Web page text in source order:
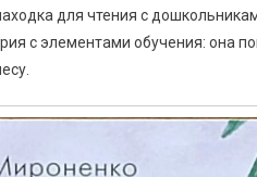
для чтения с
с элементами обучения: она